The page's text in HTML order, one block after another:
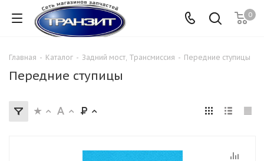
0
Главная - Каталог - Задний мост, Трансмиссия - Передние ступицы
Передние ступицы